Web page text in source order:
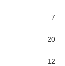
7
20
12